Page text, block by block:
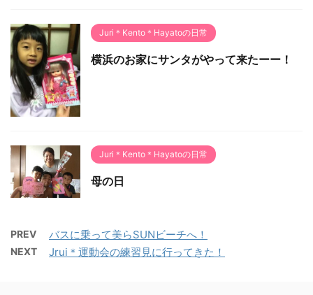
Juri＊Kento＊Hayatoの日常
横浜のお家にサンタがやって来たーー！
Juri＊Kento＊Hayatoの日常
母の日
PREV バスに乗って美らSUNビーチへ！
NEXT Jrui＊運動会の練習見に行ってきた！